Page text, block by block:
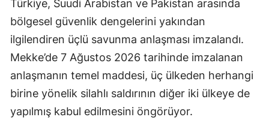
Türkiye, Suudi Arabistan ve Pakistan arasında
bölgesel güvenlik dengelerini yakından
ilgilendiren üçlü savunma anlaşması imzalandı.
Mekke’de 7 Ağustos 2026 tarihinde imzalanan
anlaşmanın temel maddesi, üç ülkeden herhangi
birine yönelik silahlı saldırının diğer iki ülkeye de
yapılmış kabul edilmesini öngörüyor.